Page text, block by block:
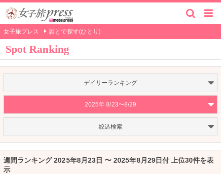
女子旅プレス 誰とで探す(ひとり)
Spot Ranking
デイリーランキング
2025年 8/23〜8/29
絞込検索
週間ランキング 2025年8月23日 〜 2025年8月29日付 上位30件を表
示